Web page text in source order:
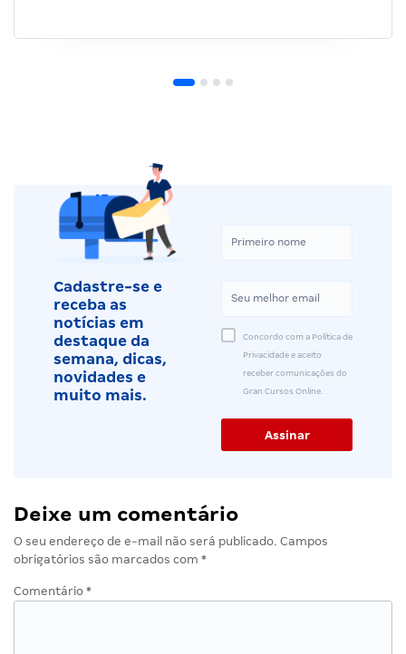
Cadastre-se e
receba as
notícias em
destaque da
semana, dicas,
novidades e
muito mais.
Concordo com a Política de
Privacidade e aceito
receber comunicações do
Gran Cursos Online.
Deixe um comentário
O seu endereço de e-mail não será publicado. Campos
obrigatórios são marcados com *
Comentário *